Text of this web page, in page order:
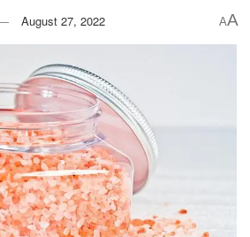
August 27, 2022 AA